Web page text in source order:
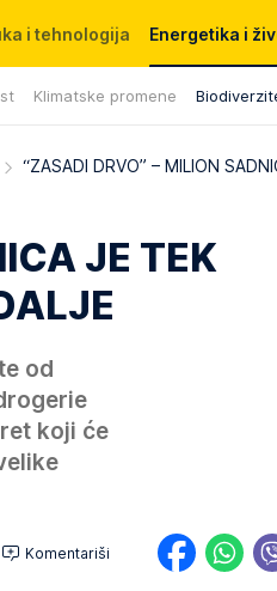
i tehnologija Energetika i
Klimatske promene
“ZASADI DRVO” – MILION
JE TEK
od
koji će
Komentariši